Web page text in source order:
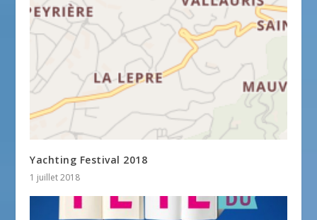
Yachting Festival 2018
1 juillet 2018